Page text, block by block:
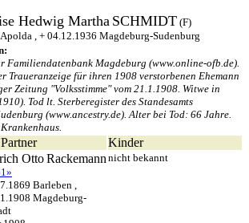
Hedwig Martha SCHMIDT (F)
, + 04.12.1936 Magdeburg-Sudenburg
Familiendatenbank Magdeburg (www.online-ofb.de).
Traueranzeige für ihren 1908 verstorbenen Ehemann
Zeitung "Volksstimme" vom 21.1.1908. Witwe in
Tod lt. Sterberegister des Standesamts
(www.ancestry.de). Alter bei Tod: 66 Jahre.
Kinder
OttoRackemann
Barleben ,
Magdeburg-
nicht bekannt